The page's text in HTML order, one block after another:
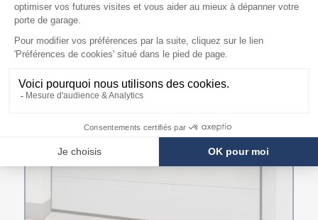
ARTICLES DU BLOG EN RELATION